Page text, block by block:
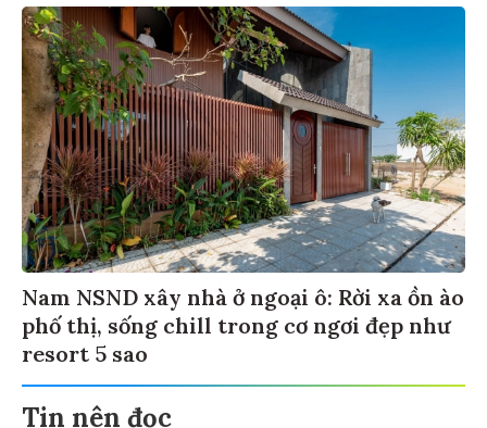
Nam NSND xây nhà ở ngoại ô: Rời xa ồn ào
phố thị, sống chill trong cơ ngơi đẹp như
resort 5 sao
Tin nên đọc